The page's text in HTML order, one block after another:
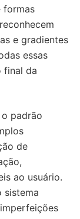
formas
e gradientes
essas
final da
padrão
de
ao usuário.
sistema